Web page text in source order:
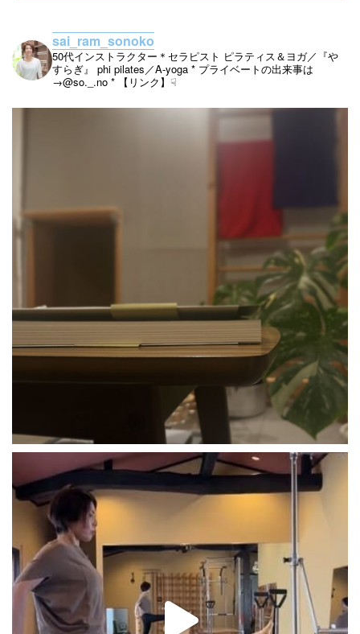
sai_ram_sonoko
50代インストラクター＊セラピスト ピラティス＆ヨガ／『や
すらぎ』
phi pilates／A-yoga * プライベートの出来事は
→@so._.no * 【リンク】☟